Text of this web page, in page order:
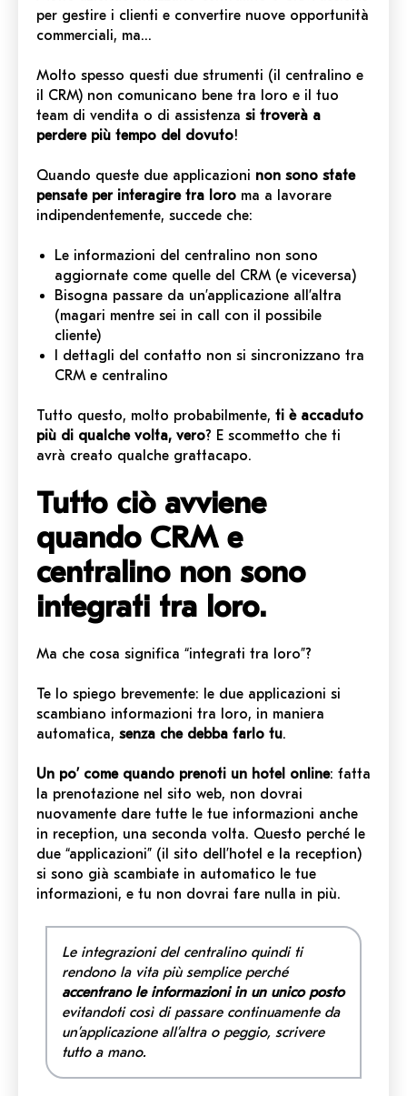
per gestire i clienti e convertire nuove opportunità
commerciali, ma…
Molto spesso questi due strumenti (il centralino e
il CRM) non comunicano bene tra loro e il tuo
team di vendita o di assistenza si troverà a
perdere più tempo del dovuto!
Quando queste due applicazioni non sono state
pensate per interagire tra loro ma a lavorare
indipendentemente, succede che:
Le informazioni del centralino non sono
aggiornate come quelle del CRM (e viceversa)
Bisogna passare da un’applicazione all’altra
(magari mentre sei in call con il possibile
cliente)
I dettagli del contatto non si sincronizzano tra
CRM e centralino
Tutto questo, molto probabilmente, ti è accaduto
più di qualche volta, vero? E scommetto che ti
avrà creato qualche grattacapo.
Tutto ciò avviene
quando CRM e
centralino non sono
integrati tra loro.
Ma che cosa significa “integrati tra loro”?
Te lo spiego brevemente: le due applicazioni si
scambiano informazioni tra loro, in maniera
automatica, senza che debba farlo tu.
Un po’ come quando prenoti un hotel online: fatta
la prenotazione nel sito web, non dovrai
nuovamente dare tutte le tue informazioni anche
in reception, una seconda volta. Questo perché le
due “applicazioni” (il sito dell’hotel e la reception)
si sono già scambiate in automatico le tue
informazioni, e tu non dovrai fare nulla in più.
Le integrazioni del centralino quindi ti
rendono la vita più semplice perché
accentrano le informazioni in un unico posto
evitandoti così di passare continuamente da
un’applicazione all’altra o peggio, scrivere
tutto a mano.